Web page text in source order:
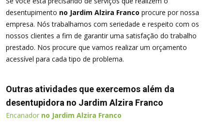
desentupimento no Jardim Alzira Franco procure por nossa
empresa. Nós trabalhamos com seriedade e respeito com os
nossos clientes a fim de garantir uma satisfação do trabalho
prestado. Nos procure que vamos realizar um orçamento
acessível para cada tipo de problema.
Outras atividades que exercemos além da
desentupidora no Jardim Alzira Franco
Encanador no Jardim Alzira Franco